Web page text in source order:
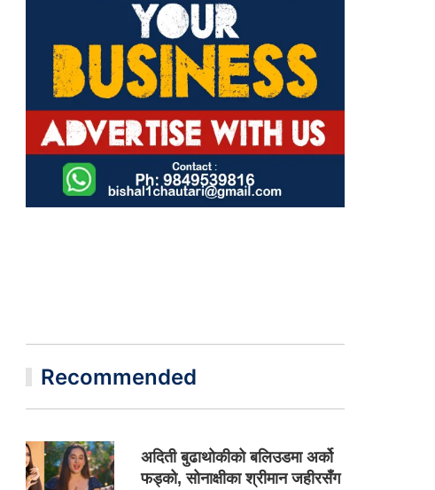
Recommended
अदिती बुढाथोकीको बलिउडमा अर्को
फड्को, सोनाक्षीका श्रीमान जहीरसँग